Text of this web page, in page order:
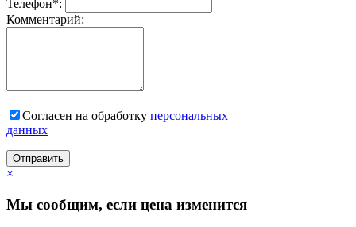
Телефон*:
Комментарий:
Согласен на обработку персональныx
данных
Отправить
×
Мы сообщим, если цена изменится